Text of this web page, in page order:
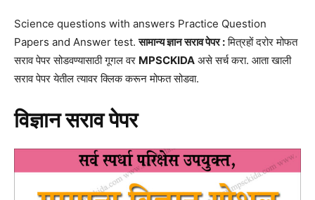
Science questions with answers Practice Question
Papers and Answer test.सामान्य ज्ञान सराव पेपर :मित्रहों दरोर मोफत
सराव पेपर सोडवण्यासाठी गूगल वर MPSCKIDA असे सर्च करा. आता खाली
सराव पेपर येतील त्यावर क्लिक करून मोफत सोडवा.
विज्ञान सराव पेपर